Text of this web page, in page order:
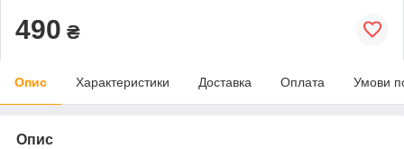
490 ₴
Опис Характеристики Доставка Оплата Умови
Опис